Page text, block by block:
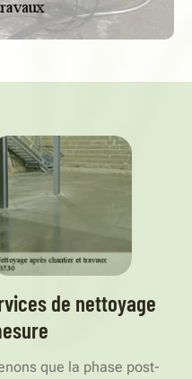
de nettoyage
que la phase post-